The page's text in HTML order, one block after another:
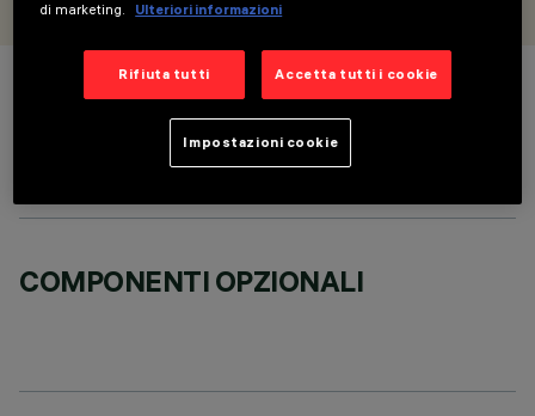
COLORE
COMPONENTI OPZIONALI
di marketing.
Ulteriori informazioni
Rifiuta tutti Accetta tutti i cookie
Impostazioni cookie